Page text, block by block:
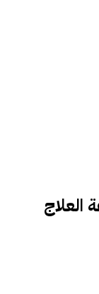
العلاج